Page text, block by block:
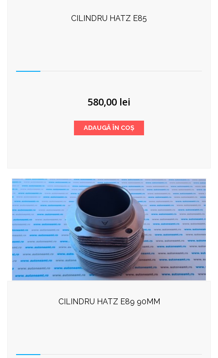
CILINDRU HATZ E85
580,00 lei
ADAUGĂ ÎN COȘ
CILINDRU HATZ E89 90MM